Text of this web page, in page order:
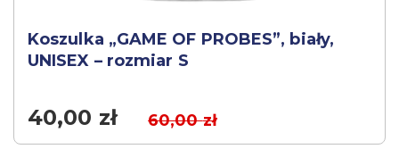
Koszulka „GAME OF PROBES”, biały,
UNISEX – rozmiar S
40,00 zł 60,00zł